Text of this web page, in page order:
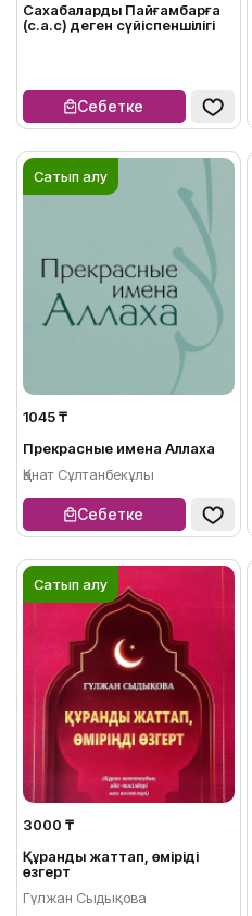
Сахабалардың Пайғамбарға
(с.а.с) деген сүйіспеншілігі
Себетке
Сатып алу
1045 ₸
Прекрасные имена Аллаха
Қанат Сұлтанбекұлы
Себетке
Сатып алу
3000 ₸
Құранды жаттап, өміріңді
өзгерт
Гүлжан Сыдықова